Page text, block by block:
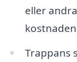
eller
Trappans